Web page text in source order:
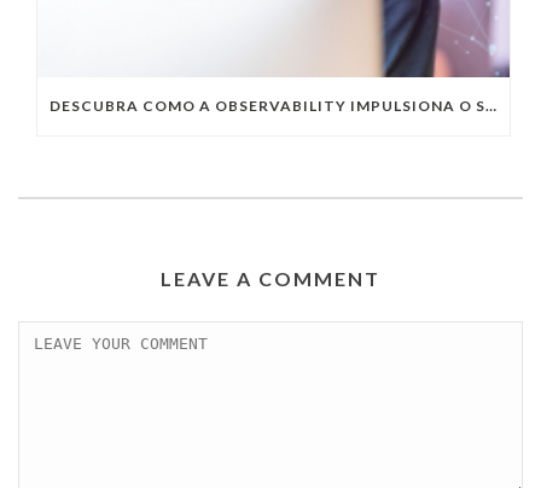
DESCUBRA COMO A OBSERVABILITY IMPULSIONA O SUCESSO DO SEU NEGÓCIO
LEAVE A COMMENT